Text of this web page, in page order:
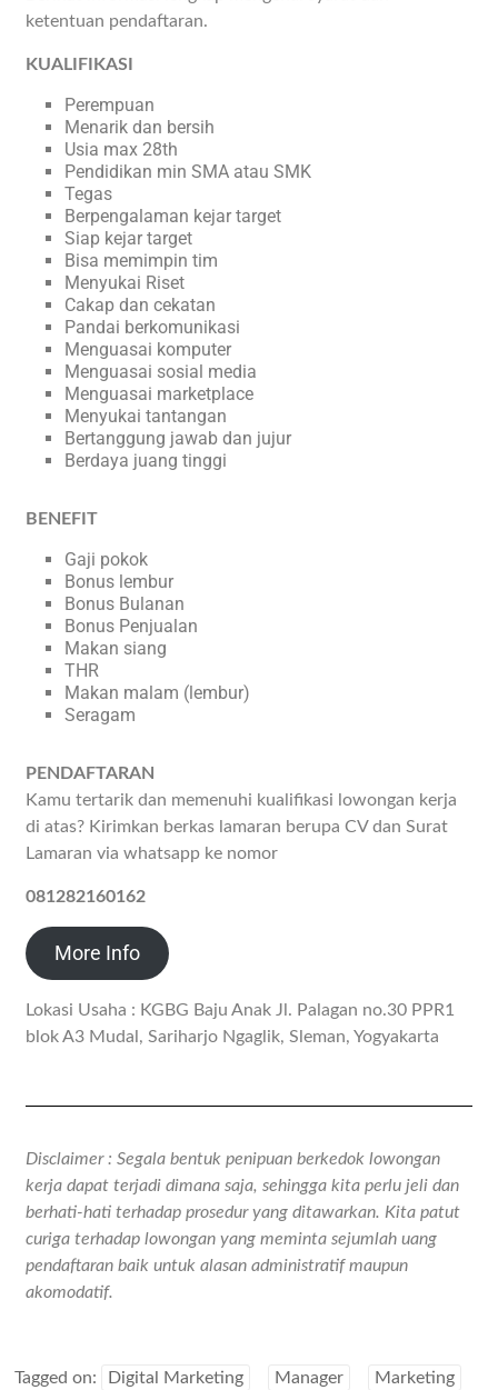
ketentuan pendaftaran.
KUALIFIKASI
Perempuan
Menarik dan bersih
Usia max 28th
Pendidikan min SMA atau SMK
Tegas
Berpengalaman kejar target
Siap kejar target
Bisa memimpin tim
Menyukai Riset
Cakap dan cekatan
Pandai berkomunikasi
Menguasai komputer
Menguasai sosial media
Menguasai marketplace
Menyukai tantangan
Bertanggung jawab dan jujur
Berdaya juang tinggi
BENEFIT
Gaji pokok
Bonus lembur
Bonus Bulanan
Bonus Penjualan
Makan siang
THR
Makan malam (lembur)
Seragam
PENDAFTARAN
Kamu tertarik dan memenuhi kualifikasi lowongan kerja
di atas? Kirimkan berkas lamaran berupa CV dan Surat
Lamaran via whatsapp ke nomor
081282160162
More Info
Lokasi Usaha : KGBG Baju Anak Jl. Palagan no.30 PPR1
blok A3 Mudal, Sariharjo Ngaglik, Sleman, Yogyakarta
Disclaimer : Segala bentuk penipuan berkedok lowongan
kerja dapat terjadi dimana saja, sehingga kita perlu jeli dan
berhati-hati terhadap prosedur yang ditawarkan. Kita patut
curiga terhadap lowongan yang meminta sejumlah uang
pendaftaran baik untuk alasan administratif maupun
akomodatif.
Tagged on: Digital Marketing Manager Marketing